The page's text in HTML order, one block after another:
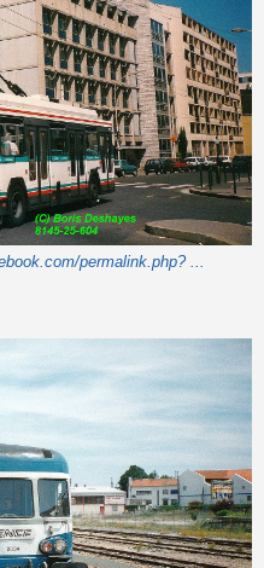
permalink.php? ...